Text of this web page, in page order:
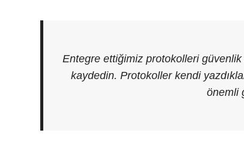
Entegre ettiğimiz protokolleri güvenlik
kaydedin. Protokoller kendi
önemli